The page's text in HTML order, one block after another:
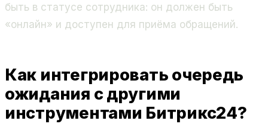
быть в статусе сотрудника: он должен быть
«онлайн» и доступен для приёма обращений.
Как интегрировать очередь
ожидания с другими
инструментами Битрикс24?